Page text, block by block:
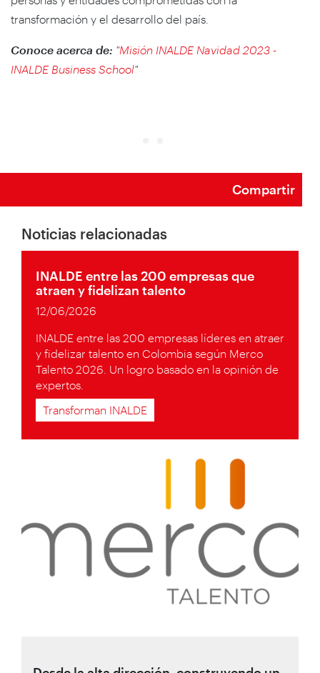
transformación y el desarrollo del país.
Conoce acerca de: "Misión INALDE Navidad 2023 -
INALDE Business School"
Compartir
Noticias relacionadas
INALDE entre las 200 empresas que
atraen y fidelizan talento
12/06/2026
INALDE entre las 200 empresas líderes en atraer
y fidelizar talento en Colombia según Merco
Talento 2026. Un logro basado en la opinión de
expertos.
Transforman INALDE